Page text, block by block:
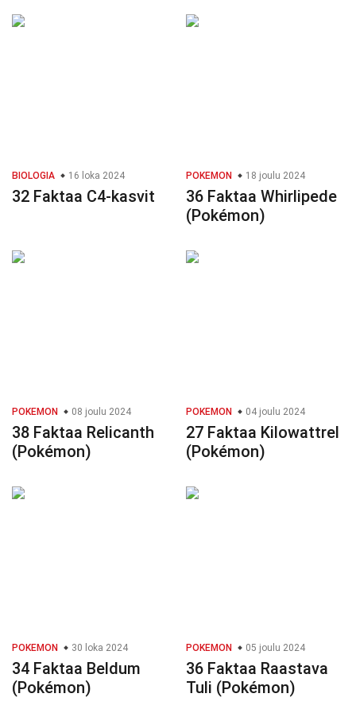
BIOLOGIA 16 loka 2024
32 Faktaa C4-kasvit
POKEMON 18 joulu 2024
36 Faktaa Whirlipede
(Pokémon)
POKEMON 08 joulu 2024
38 Faktaa Relicanth
(Pokémon)
POKEMON 04 joulu 2024
27 Faktaa Kilowattrel
(Pokémon)
POKEMON 30 loka 2024
34 Faktaa Beldum
(Pokémon)
POKEMON 05 joulu 2024
36 Faktaa Raastava
Tuli (Pokémon)